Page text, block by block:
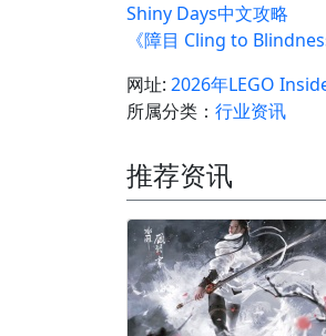
Shiny Days中文攻略
《障目 Cling to
网址: 2026年LEGO
所属分类： 行业资讯
推荐资讯